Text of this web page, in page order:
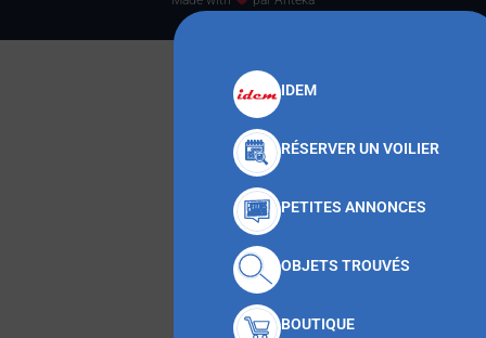
IDEM
RÉSERVER UN VOILIER
PETITES ANNONCES
OBJETS TROUVÉS
BOUTIQUE